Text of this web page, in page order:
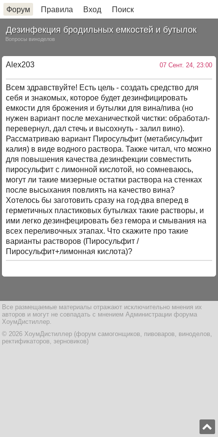
Форум Правила Вход Поиск
Дезинфекция бродильных емкостей и бутылок
Вопросы виноделов
Alex203 07 Сент. 24, 23:00
Всем здравствуйте! Есть цель - создать средство для
себя и знакомых, которое будет дезинфицировать
емкости для брожения и бутылки для вина/пива (но
нужен вариант после механичесткой чистки: обработал-
перевернул, дал стечь и высохнуть - залил вино).
Рассматриваю вариант Пиросульфит (метабисульфит
калия) в виде водного раствора. Также читал, что можно
для повышения качества дезинфекции совместить
пиросульфит с лимонной кислотой, но сомневаюсь,
могут ли такие мизерные остатки раствора на стенках
после высыхания повлиять на качество вина?
Хотелось бы заготовить сразу на год-два вперед в
герметичных пластиковых бутылках такие растворы, и
ими легко дезинфецировать без гемора и смывания на
всех переливочных этапах. Что скажите про такие
варианты растворов (Пиросульфит /
Пиросульфит+лимонная кислота)?
Все размещаемые материалы отражают исключительно мнения их
авторов и могут не совпадать с мнением Администрации форума
ХоумДистиллер.
© 2026 ХоумДистиллер (форум самогонщиков, пивоваров, виноделов,
ректификаторов, зерновиков)